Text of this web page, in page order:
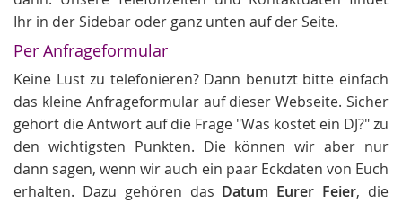
Ihr in der Sidebar oder ganz unten auf der Seite.
Per Anfrageformular
Keine Lust zu telefonieren? Dann benutzt bitte einfach
das kleine Anfrageformular auf dieser Webseite. Sicher
gehört die Antwort auf die Frage "Was kostet ein DJ?" zu
den wichtigsten Punkten. Die können wir aber nur
dann sagen, wenn wir auch ein paar Eckdaten von Euch
erhalten. Dazu gehören das Datum Eurer Feier, die